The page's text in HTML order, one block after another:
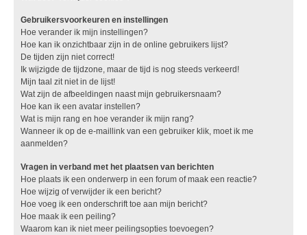
Gebruikersvoorkeuren en instellingen
Hoe verander ik mijn instellingen?
Hoe kan ik onzichtbaar zijn in de online gebruikers lijst?
De tijden zijn niet correct!
Ik wijzigde de tijdzone, maar de tijd is nog steeds verkeerd!
Mijn taal zit niet in de lijst!
Wat zijn de afbeeldingen naast mijn gebruikersnaam?
Hoe kan ik een avatar instellen?
Wat is mijn rang en hoe verander ik mijn rang?
Wanneer ik op de e-maillink van een gebruiker klik, moet ik me
aanmelden?
Vragen in verband met het plaatsen van berichten
Hoe plaats ik een onderwerp in een forum of maak een reactie?
Hoe wijzig of verwijder ik een bericht?
Hoe voeg ik een onderschrift toe aan mijn bericht?
Hoe maak ik een peiling?
Waarom kan ik niet meer peilingsopties toevoegen?